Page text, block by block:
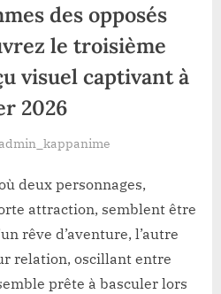
des opposés
le troisième
visuel captivant à
2026
By
admin_kappanime
deux personnages,
attraction, semblent être
rêve d’aventure, l’autre
relation, oscillant entre
prête à basculer lors